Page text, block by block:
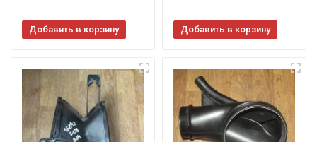
Добавить в корзину Добавить в корзину